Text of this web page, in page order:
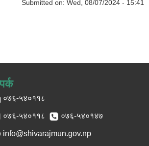
Submitted on: Wed, 08/07/2024 - 15:41
०७६-५४०११८
०७६-५४०११८ ०७६-५४०१४७
info@shivarajmun.gov.np